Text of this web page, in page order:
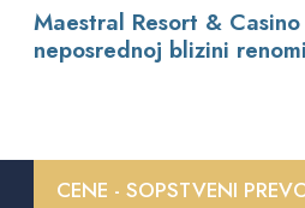
Maestral Resort &
neposrednoj blizini
CENE - SOPSTVENI